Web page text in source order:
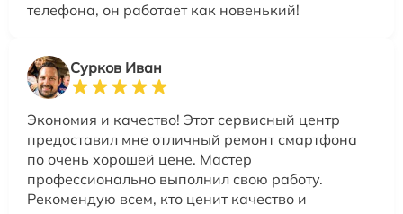
телефона, он работает как новенький!
Сурков Иван
Экономия и качество! Этот сервисный центр
предоставил мне отличный ремонт смартфона
по очень хорошей цене. Мастер
профессионально выполнил свою работу.
Рекомендую всем, кто ценит качество и